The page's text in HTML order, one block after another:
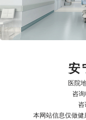
安
医院
咨
咨
本网站信息仅做